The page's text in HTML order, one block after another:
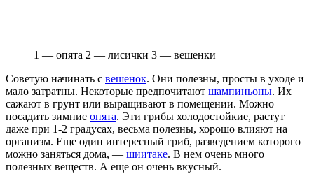
1 — опята 2 — лисички 3 — вешенки
Советую начинать с вешенок. Они полезны, просты в уходе и
мало затратны. Некоторые предпочитают шампиньоны. Их
сажают в грунт или выращивают в помещении. Можно
посадить зимние опята. Эти грибы холодостойкие, растут
даже при 1-2 градусах, весьма полезны, хорошо влияют на
организм. Еще один интересный гриб, разведением которого
можно заняться дома, — шиитаке. В нем очень много
полезных веществ. А еще он очень вкусный.